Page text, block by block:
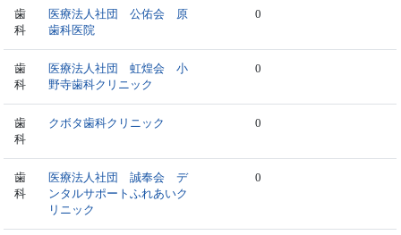
歯
科
医療法人社団 公佑会 原
歯科医院
0
歯
科
医療法人社団 虹煌会 小
野寺歯科クリニック
0
歯
科
クボタ歯科クリニック 0
歯
科
医療法人社団 誠奉会 デ
ンタルサポートふれあいク
リニック
0